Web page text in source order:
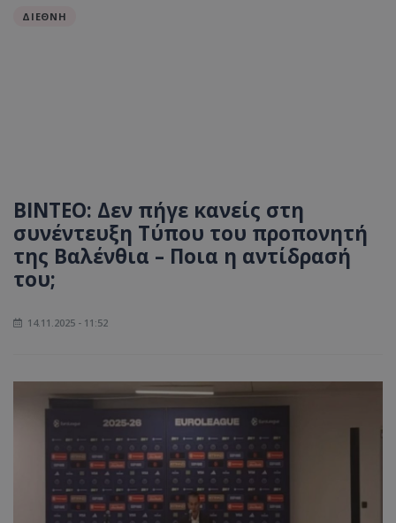
ΔΙΕΘΝΗ
ΒΙΝΤΕΟ: Δεν πήγε κανείς στη
συνέντευξη Τύπου του προπονητή
της Βαλένθια – Ποια η αντίδρασή
του;
14.11.2025 - 11:52